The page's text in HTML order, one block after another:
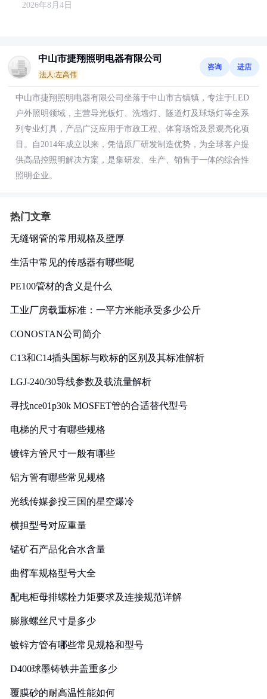
2026年8月4日
中山市捷翔照明电器有限公司
法人:左高伟
咨询 进店
中山市捷翔照明电器有限公司坐落于中山市古镇镇，专注于LED
户外照明领域，主营导光板灯、洗墙灯、隧道灯及球场灯等全系
列专业灯具，产品广泛应用于市政工程、体育场馆及景观亮化项
目。自2014年成立以来，凭借原厂研发制造优势，为全球客户提
供高品控照明解决方案，是集研发、生产、销售于一体的综合性
照明企业。
热门文章
无缝钢管的常用规格及壁厚
生活中常见的传感器有哪些呢
PE100管材的含义是什么
工业厂房载重标准：一平方米能承受多少公斤
CONOSTAN公司简介
C13和C14插头国标与欧标的区别及其标准解析
LGJ-240/30导线参数及载流量解析
寻找nce01p30k MOSFET管的合适替代型号
电梯的尺寸有哪些规格
镀锌方管尺寸一般有哪些
铝方管有哪些常见规格
光线传媒参投三国的星空爆冷
横担型号对应重量
锰矿石产品化合水含量
曲臂车规格型号大全
配电柜母排螺栓力矩要求及连接规范详解
膨胀螺丝尺寸是多少
镀锌方管有哪些常见规格和型号
D400球墨铸铁井盖重多少
覆膜砂的耐高温性能如何